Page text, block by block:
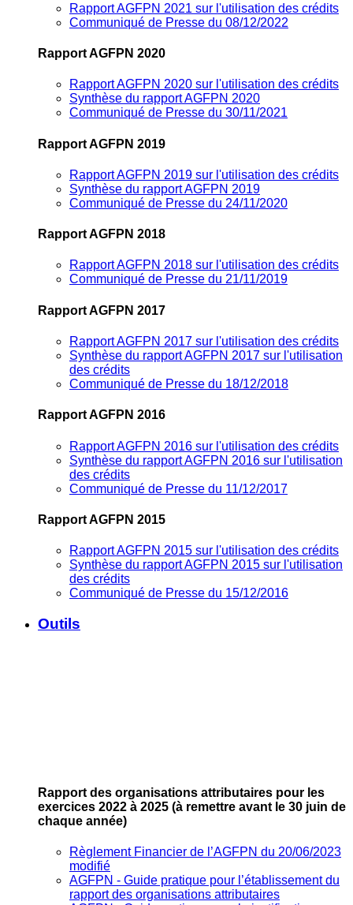
Rapport AGFPN 2021 sur l'utilisation des crédits
Communiqué de Presse du 08/12/2022
Rapport AGFPN 2020
Rapport AGFPN 2020 sur l'utilisation des crédits
Synthèse du rapport AGFPN 2020
Communiqué de Presse du 30/11/2021
Rapport AGFPN 2019
Rapport AGFPN 2019 sur l'utilisation des crédits
Synthèse du rapport AGFPN 2019
Communiqué de Presse du 24/11/2020
Rapport AGFPN 2018
Rapport AGFPN 2018 sur l'utilisation des crédits
Communiqué de Presse du 21/11/2019
Rapport AGFPN 2017
Rapport AGFPN 2017 sur l'utilisation des crédits
Synthèse du rapport AGFPN 2017 sur l'utilisation
des crédits
Communiqué de Presse du 18/12/2018
Rapport AGFPN 2016
Rapport AGFPN 2016 sur l'utilisation des crédits
Synthèse du rapport AGFPN 2016 sur l'utilisation
des crédits
Communiqué de Presse du 11/12/2017
Rapport AGFPN 2015
Rapport AGFPN 2015 sur l'utilisation des crédits
Synthèse du rapport AGFPN 2015 sur l'utilisation
des crédits
Communiqué de Presse du 15/12/2016
Outils
Rapport des organisations attributaires pour les
exercices 2022 à 2025 (à remettre avant le 30 juin de
chaque année)
Règlement Financier de l’AGFPN du 20/06/2023
modifié
AGFPN ‐ Guide pratique pour l’établissement du
rapport des organisations attributaires